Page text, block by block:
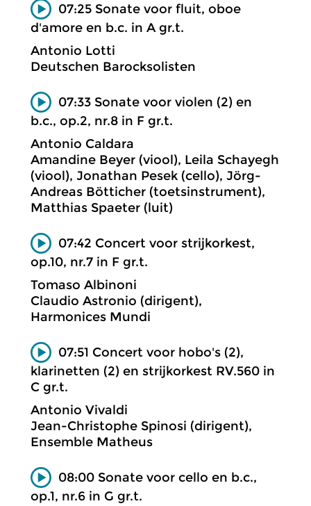
07:25 Sonate voor fluit, oboe
d'amore en b.c. in A gr.t.
Antonio Lotti
Deutschen Barocksolisten
07:33 Sonate voor violen (2) en
b.c., op.2, nr.8 in F gr.t.
Antonio Caldara
Amandine Beyer (viool), Leila Schayegh
(viool), Jonathan Pesek (cello), Jörg-
Andreas Bötticher (toetsinstrument),
Matthias Spaeter (luit)
07:42 Concert voor strijkorkest,
op.10, nr.7 in F gr.t.
Tomaso Albinoni
Claudio Astronio (dirigent),
Harmonices Mundi
07:51 Concert voor hobo's (2),
klarinetten (2) en strijkorkest RV.560 in
C gr.t.
Antonio Vivaldi
Jean-Christophe Spinosi (dirigent),
Ensemble Matheus
08:00 Sonate voor cello en b.c.,
op.1, nr.6 in G gr.t.